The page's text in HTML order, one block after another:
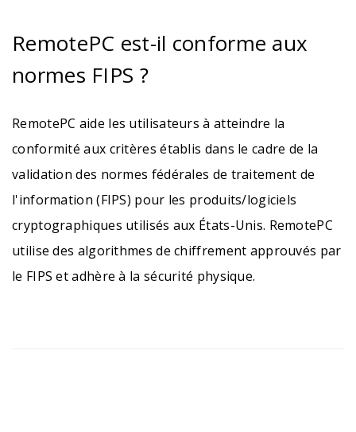
RemotePC est-il conforme aux
normes FIPS ?
RemotePC aide les utilisateurs à atteindre la
conformité aux critères établis dans le cadre de la
validation des normes fédérales de traitement de
l'information (FIPS) pour les produits/logiciels
cryptographiques utilisés aux États-Unis. RemotePC
utilise des algorithmes de chiffrement approuvés par
le FIPS et adhère à la sécurité physique.